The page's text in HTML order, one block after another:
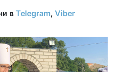
в Telegram, Viber